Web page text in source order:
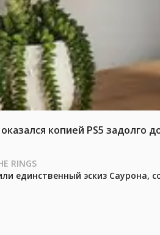
копией PS5 задолго
RINGS
единственный эскиз Саурона,